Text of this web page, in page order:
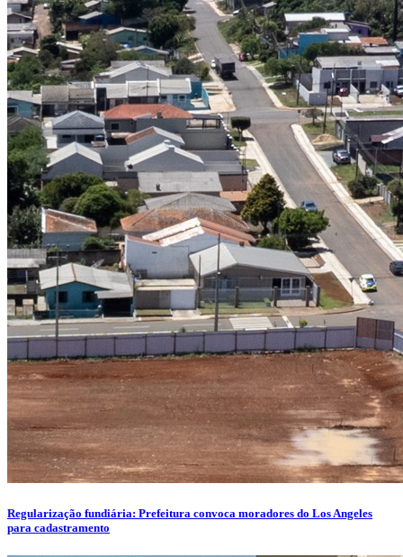
Regularização fundiária: Prefeitura convoca moradores do Los Angeles
para cadastramento